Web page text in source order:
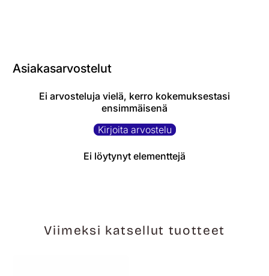
Asiakasarvostelut
Ei arvosteluja vielä, kerro kokemuksestasi
ensimmäisenä
Kirjoita arvostelu
Ei löytynyt elementtejä
Viimeksi katsellut tuotteet